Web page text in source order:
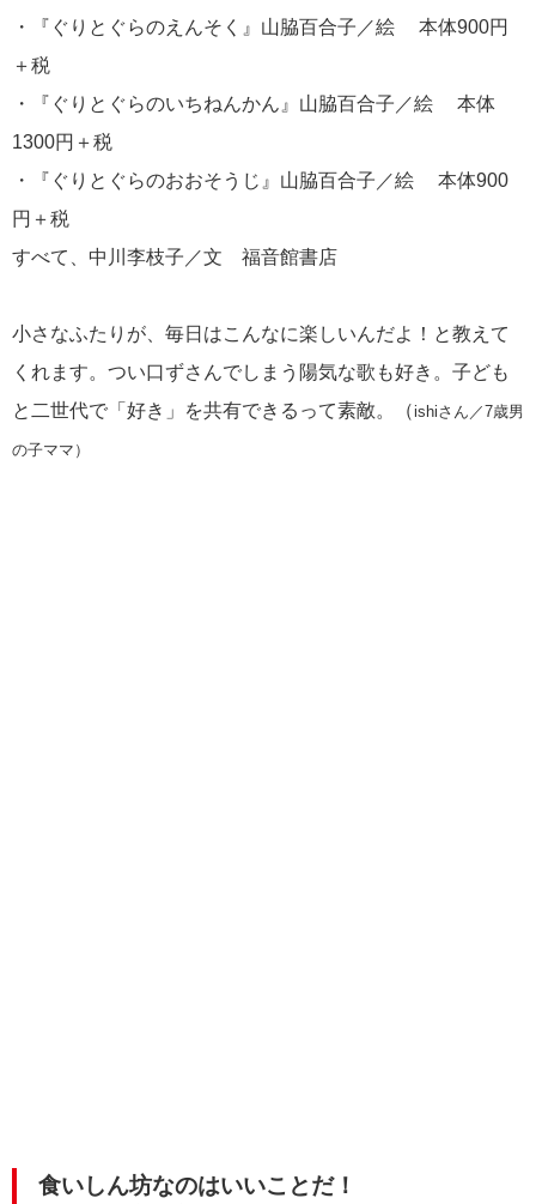
・『ぐりとぐらのえんそく』山脇百合子／絵 本体900円
＋税
・『ぐりとぐらのいちねんかん』山脇百合子／絵 本体
1300円＋税
・『ぐりとぐらのおおそうじ』山脇百合子／絵 本体900
円＋税
すべて、中川李枝子／文 福音館書店
小さなふたりが、毎日はこんなに楽しいんだよ！と教えて
くれます。つい口ずさんでしまう陽気な歌も好き。子ども
と二世代で「好き」を共有できるって素敵。（ishiさん／7歳男
の子ママ）
食いしん坊なのはいいことだ！